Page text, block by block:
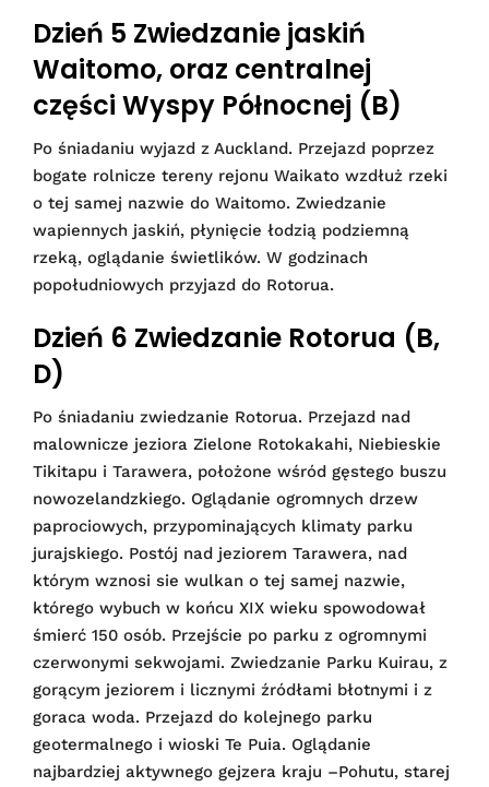
Dzień 5 Zwiedzanie jaskiń
Waitomo, oraz centralnej
części Wyspy Północnej (B)
Po śniadaniu wyjazd z Auckland. Przejazd poprzez
bogate rolnicze tereny rejonu Waikato wzdłuż rzeki
o tej samej nazwie do Waitomo. Zwiedzanie
wapiennych jaskiń, płynięcie łodzią podziemną
rzeką, oglądanie świetlików. W godzinach
popołudniowych przyjazd do Rotorua.
Dzień 6 Zwiedzanie Rotorua (B,
D)
Po śniadaniu zwiedzanie Rotorua. Przejazd nad
malownicze jeziora Zielone Rotokakahi, Niebieskie
Tikitapu i Tarawera, położone wśród gęstego buszu
nowozelandzkiego. Oglądanie ogromnych drzew
paprociowych, przypominających klimaty parku
jurajskiego. Postój nad jeziorem Tarawera, nad
którym wznosi sie wulkan o tej samej nazwie,
którego wybuch w końcu XIX wieku spowodował
śmierć 150 osób. Przejście po parku z ogromnymi
czerwonymi sekwojami. Zwiedzanie Parku Kuirau, z
gorącym jeziorem i licznymi źródłami błotnymi i z
goraca woda. Przejazd do kolejnego parku
geotermalnego i wioski Te Puia. Oglądanie
najbardziej aktywnego gejzera kraju –Pohutu, starej